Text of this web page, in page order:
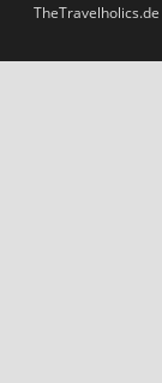
TheTravelholics.de